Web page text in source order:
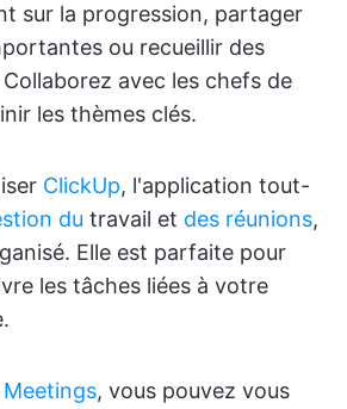
sur la progression, partager
ou recueillir des
avec les chefs de
les thèmes clés.
ClickUp, l'application tout-
du travail et des réunions,
Elle est parfaite pour
les tâches liées à votre
, vous pouvez vous